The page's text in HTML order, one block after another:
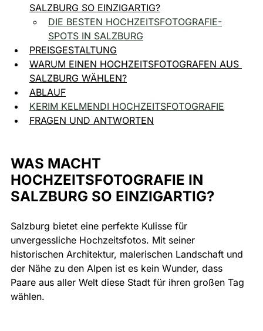
SALZBURG SO EINZIGARTIG?
DIE BESTEN HOCHZEITSFOTOGRAFIE-
SPOTS IN SALZBURG
PREISGESTALTUNG
WARUM EINEN HOCHZEITSFOTOGRAFEN AUS
SALZBURG WÄHLEN?
ABLAUF
KERIM KELMENDI HOCHZEITSFOTOGRAFIE
FRAGEN UND ANTWORTEN
WAS MACHT
HOCHZEITSFOTOGRAFIE IN
SALZBURG SO EINZIGARTIG?
Salzburg bietet eine perfekte Kulisse für
unvergessliche Hochzeitsfotos. Mit seiner
historischen Architektur, malerischen Landschaft und
der Nähe zu den Alpen ist es kein Wunder, dass
Paare aus aller Welt diese Stadt für ihren großen Tag
wählen.